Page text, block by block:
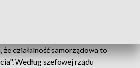
że działalność samorządowa to
Według szefowej rządu